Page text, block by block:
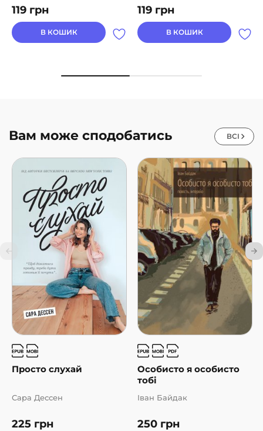
119 грн
В КОШИК
119 грн
В КОШИК
Вам може сподобатись ВСІ
Просто слухай
225 грн
Сара Дессен
Особисто я особисто
тобі
250 грн
Іван Байдак